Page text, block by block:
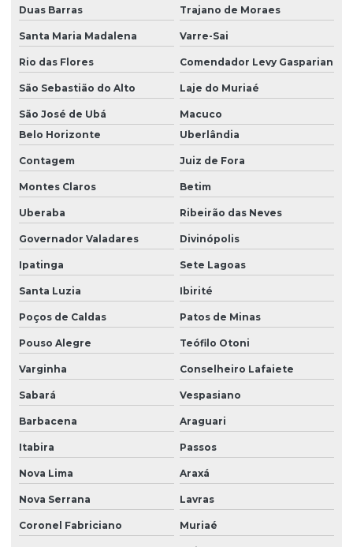
Gerenciamento de obras públicas
Gerenciamento de obras públicas orçamento
Gerenciamento de obras valor
Manutenção em estação de tratamento
Manutenção em estação de tratamento de água
Manutenção em estação de tratamento de esgoto
Orçamento estação de tratamento de água
Rede coletora de esgoto sanitário
Rede coletora orçamento
Reforma de estação de tratamento de água
Reforma de estação de tratamento de água orçamento
Reforma de estação de tratamento de esgoto
Reforma de estação de tratamento de esgoto orçamento
Reforma de eta
Reforma de eta orçamento
Reforma de ete
Duas Barras Trajano de Moraes
Santa Maria Madalena Varre-Sai
Rio das Flores Comendador Levy Gasparian
São Sebastião do Alto Laje do Muriaé
São José de Ubá
Macuco
Belo Horizonte
Uberlândia
Contagem Juiz de Fora
Montes Claros Betim
Uberaba Ribeirão das Neves
Governador Valadares Divinópolis
Ipatinga Sete Lagoas
Santa Luzia Ibirité
Poços de Caldas Patos de Minas
Pouso Alegre Teófilo Otoni
Varginha Conselheiro Lafaiete
Sabará Vespasiano
Barbacena Araguari
Itabira Passos
Nova Lima Araxá
Nova Serrana Lavras
Coronel Fabriciano Muriaé